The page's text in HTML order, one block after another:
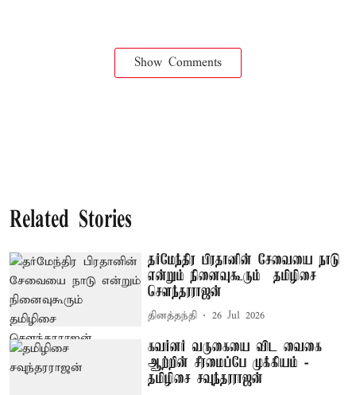
Show Comments
Related Stories
தர்மேந்திர பிரதானின் சேவையை நாடு
என்றும் நினைவுகூரும் – தமிழிசை
சௌந்தரராஜன்
தினத்தந்தி 26 Jul 2026
கவர்னர் வருகையை விட வைகை
ஆற்றின் சீரமைப்பே முக்கியம் -
தமிழிசை சவுந்தரராஜன்